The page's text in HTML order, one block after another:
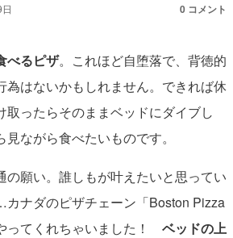
0 コメント
べるピザ。これほど自堕落で、背徳的
為はないかもしれません。できれば休
取ったらそのままベッドにダイブし
ながら食べたいものです。
の願い。誰しもが叶えたいと思ってい
ナダのピザチェーン「Boston Pizza
ってくれちゃいました！ ベッドの上